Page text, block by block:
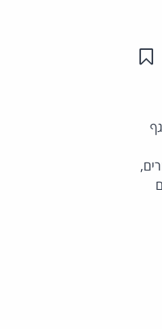
עמוד זה
שמור ב"תכנים שלי"